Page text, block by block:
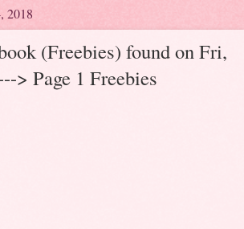
2018
(Freebies) found on Fri,
> Page 1 Freebies